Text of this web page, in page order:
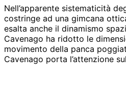
Nell’apparente sistematicità
costringe ad una gimcana
esalta anche il dinamismo
Cavenago ha ridotto le
movimento della panca
Cavenago porta l’attenzione